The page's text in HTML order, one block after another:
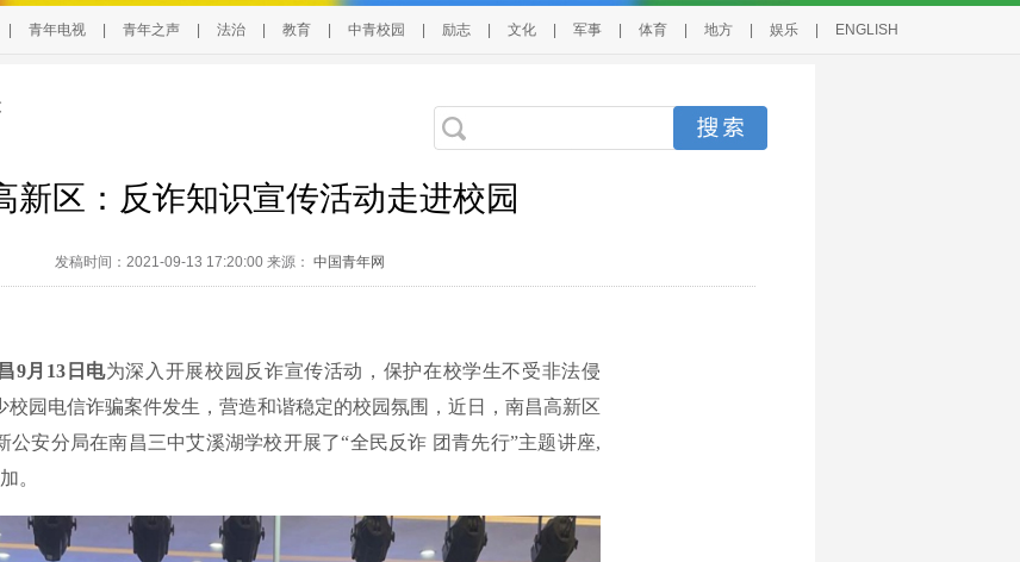
青年电视 青年之声 法治 教育 中青校园 励志 文化 军事 体育 地方 娱乐 ENGLISH
新区：反诈知识宣传活动走进校园
发稿时间：2021-09-13 17:20:00 来源： 中国青年网
9月13日电为深入开展校园反诈宣传活动，保护在校学生不受非法侵
校园电信诈骗案件发生，营造和谐稳定的校园氛围，近日，南昌高新区
公安分局在南昌三中艾溪湖学校开展了“全民反诈 团青先行”主题讲座,
。